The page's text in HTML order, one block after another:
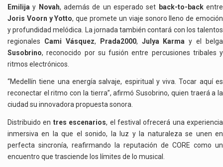
Emilija y Novah, además de un esperado set back-to-backentre
Joris Voorn y Yotto, que promete un viaje sonoro lleno de emoción
y profundidad melódica. La jornada también contará con los talentos
regionales Cami Vásquez, Prada2000, Julya Karma y el belga
Susobrino, reconocido por su fusión entre percusiones tribales y
ritmos electrónicos.
“Medellín tiene una energía salvaje, espiritual y viva. Tocar aquí es
reconectar el ritmo con la tierra”, afirmó Susobrino, quien traerá a la
ciudad su innovadora propuesta sonora.
Distribuido en tres escenarios, el festival ofrecerá una experiencia
inmersiva en la que el sonido, la luz y la naturaleza se unen en
perfecta sincronía, reafirmando la reputación de CORE como un
encuentro que trasciende los límites de lo musical.